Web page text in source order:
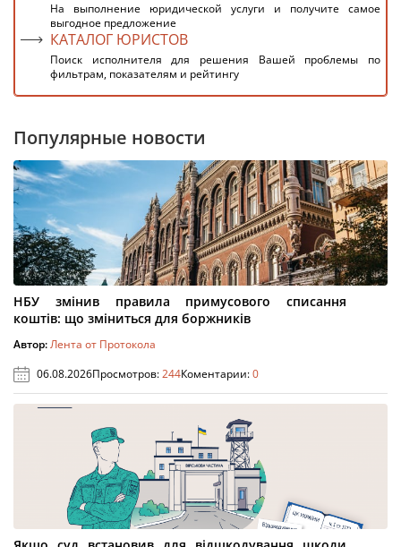
На выполнение юридической услуги и получите самое
выгодное предложение
КАТАЛОГ ЮРИСТОВ
Поиск исполнителя для решения Вашей проблемы по
фильтрам, показателям и рейтингу
Популярные новости
НБУ змінив правила примусового списання
коштів: що зміниться для боржників
Автор:Лента от Протокола
06.08.2026Просмотров:244Коментарии:0